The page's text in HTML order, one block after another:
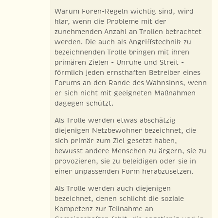
Warum Foren-Regeln wichtig sind, wird
klar, wenn die Probleme mit der
zunehmenden Anzahl an Trollen betrachtet
werden. Die auch als Angriffstechnik zu
bezeichnenden Trolle bringen mit ihren
primären Zielen - Unruhe und Streit -
förmlich jeden ernsthaften Betreiber eines
Forums an den Rande des Wahnsinns, wenn
er sich nicht mit geeigneten Maßnahmen
dagegen schützt.
Als Trolle werden etwas abschätzig
diejenigen Netzbewohner bezeichnet, die
sich primär zum Ziel gesetzt haben,
bewusst andere Menschen zu ärgern, sie zu
provozieren, sie zu beleidigen oder sie in
einer unpassenden Form herabzusetzen.
Als Trolle werden auch diejenigen
bezeichnet, denen schlicht die soziale
Kompetenz zur Teilnahme an